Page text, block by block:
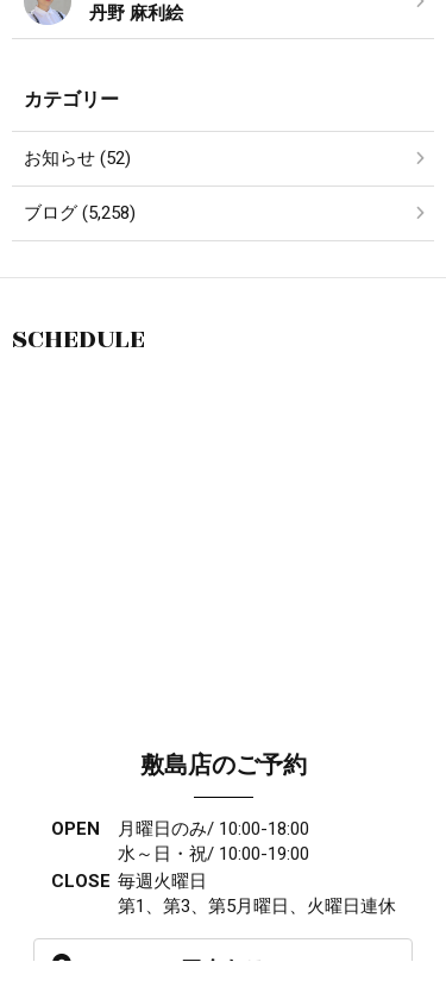
丹野 麻利絵
カテゴリー
お知らせ (52)
ブログ (5,258)
SCHEDULE
敷島店のご予約
OPEN
月曜日のみ/ 10:00-18:00
水～日・祝/ 10:00-19:00
CLOSE 毎週火曜日
第1、第3、第5月曜日、火曜日連休
アクセス